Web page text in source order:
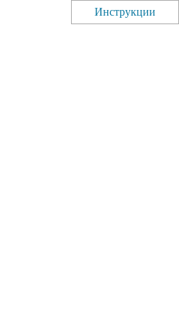
Инструкции